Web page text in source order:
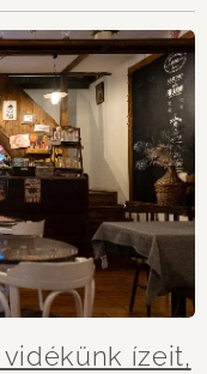
ízeit,